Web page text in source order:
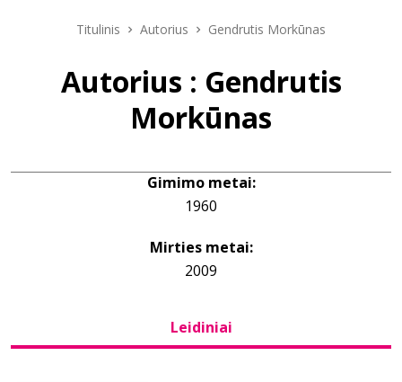
Leidiniai
Naujienos
Titulinis Autorius Gendrutis Morkūnas
Autorius : Gendrutis
Morkūnas
Gimimo metai:
1960
Mirties metai:
2009
Leidiniai